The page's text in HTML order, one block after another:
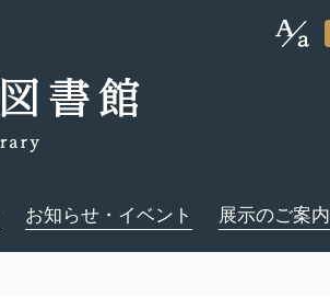
お知らせ・イベント 展示のご案内